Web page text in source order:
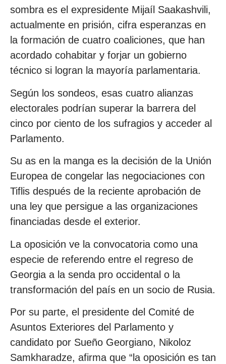
sombra es el expresidente Mijaíl Saakashvili,
actualmente en prisión, cifra esperanzas en
la formación de cuatro coaliciones, que han
acordado cohabitar y forjar un gobierno
técnico si logran la mayoría parlamentaria.
Según los sondeos, esas cuatro alianzas
electorales podrían superar la barrera del
cinco por ciento de los sufragios y acceder al
Parlamento.
Su as en la manga es la decisión de la Unión
Europea de congelar las negociaciones con
Tiflis después de la reciente aprobación de
una ley que persigue a las organizaciones
financiadas desde el exterior.
La oposición ve la convocatoria como una
especie de referendo entre el regreso de
Georgia a la senda pro occidental o la
transformación del país en un socio de Rusia.
Por su parte, el presidente del Comité de
Asuntos Exteriores del Parlamento y
candidato por Sueño Georgiano, Nikoloz
Samkharadze, afirma que “la oposición es tan